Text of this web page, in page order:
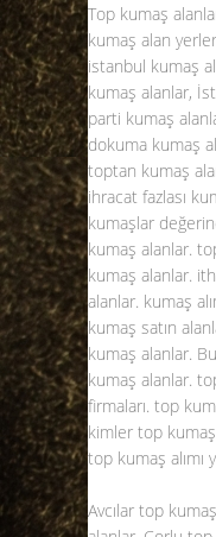
Top kumaş
kumaş alan
istanbul kumaş
kumaş alanlar,
parti kumaş
dokuma kumaş
toptan kumaş
ihracat fazlası
kumaşlar
kumaş alanlar.
kumaş alanlar.
alanlar. kumaş
kumaş satın
kumaş alanlar.
kumaş alanlar.
firmaları. top
kimler top
top kumaş alımı
Avcılar top